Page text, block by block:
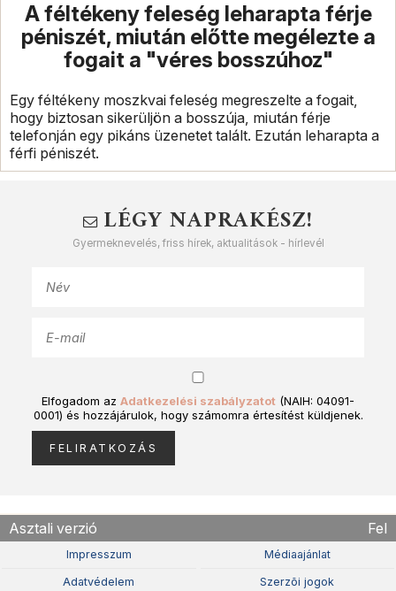
A féltékeny feleség leharapta férje
péniszét, miután előtte megélezte a
fogait a "véres bosszúhoz"
Egy féltékeny moszkvai feleség megreszelte a fogait,
hogy biztosan sikerüljön a bosszúja, miután férje
telefonján egy pikáns üzenetet talált. Ezután leharapta a
férfi péniszét.
LÉGY NAPRAKÉSZ!
Gyermeknevelés, friss hírek, aktualitások - hírlevél
Elfogadom az Adatkezelési szabályzatot (NAIH: 04091-
0001) és hozzájárulok, hogy számomra értesítést küldjenek.
Asztali verzió Fel
Impresszum Médiaajánlat
Adatvédelem Szerzõi jogok